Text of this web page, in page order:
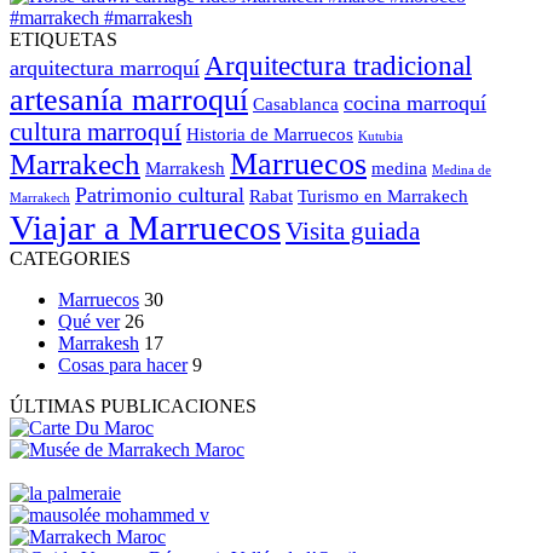
ETIQUETAS
arquitectura marroquí Arquitectura tradicional
artesanía marroquí Casablanca cocina marroquí
cultura marroquí Historia de Marruecos Kutubia
Marrakech Marrakesh Marruecos medina Medina de
Marrakech Patrimonio cultural Rabat Turismo en Marrakech
Viajar a MarruecosVisita guiada
CATEGORIES
Marruecos 30
Qué ver 26
Marrakesh 17
Cosas para hacer 9
ÚLTIMAS PUBLICACIONES